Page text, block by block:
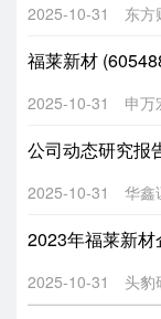
2025-10-31 东方
2025-10-31 申万
2025-10-31 华鑫
2023年福莱新
2025-10-31 头豹